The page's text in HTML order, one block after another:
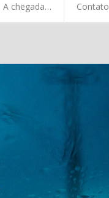
A chegada… Contato